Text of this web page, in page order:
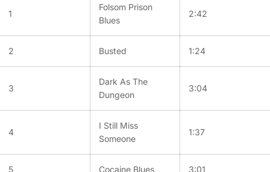
1
Folsom Prison
Blues
2:42
2 Busted 1:24
3
Dark As The
Dungeon
3:04
4
I Still Miss
Someone
1:37
5 Cocaine Blues 3:01